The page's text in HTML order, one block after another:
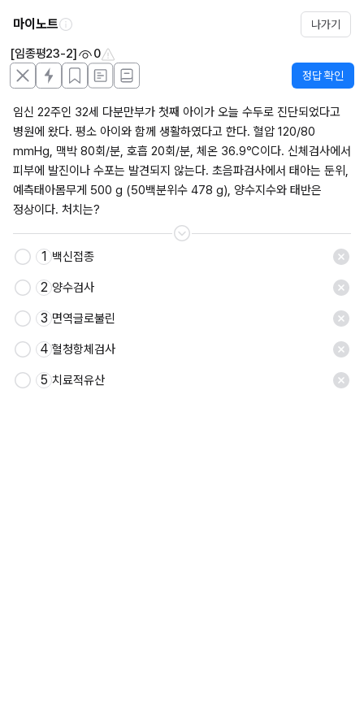
마이노트 나가기
[임종평23-2] 0
정답 확인
임신 22주인 32세 다분만부가 첫째 아이가 오늘 수두로 진단되었다고
병원에 왔다. 평소 아이와 함께 생활하였다고 한다. 혈압 120/80
mmHg, 맥박 80회/분, 호흡 20회/분, 체온 36.9℃이다. 신체검사에서
피부에 발진이나 수포는 발견되지 않는다. 초음파검사에서 태아는 둔위,
예측태아몸무게 500 g (50백분위수 478 g), 양수지수와 태반은
정상이다. 처치는?
저장
1 백신접종
2 양수검사
3 면역글로불린
4 혈청항체검사
5 치료적유산